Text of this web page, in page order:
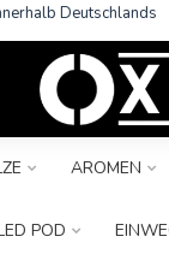
Deutschlands
AROMEN
POD